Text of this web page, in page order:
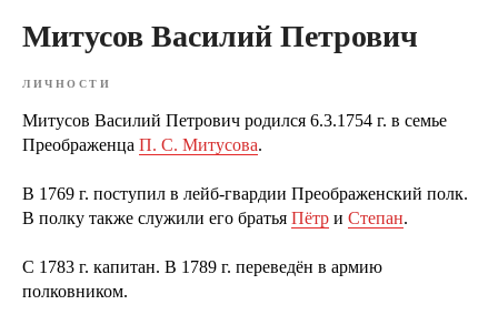
Митусов Василий Петрович
ЛИЧНОСТИ
Митусов Василий Петрович родился 6.3.1754 г. в семье
Преображенца П. С. Митусова.
В 1769 г. поступил в лейб-гвардии Преображенский полк.
В полку также служили его братья Пётр и Степан.
С 1783 г. капитан. В 1789 г. переведён в армию
полковником.